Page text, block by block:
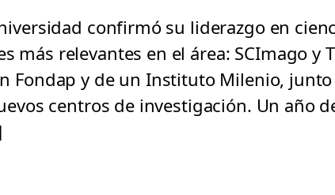
confirmó su liderazgo en
más relevantes en el área: SCImago y
Fondap y de un Instituto Milenio,
centros de investigación. Un año